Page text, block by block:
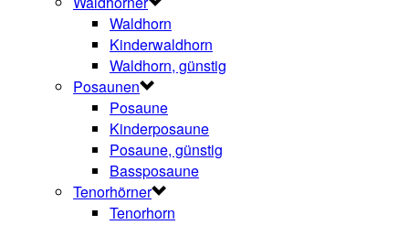
Waldhorn
Kinderwaldhorn
Waldhorn, günstig
Posaunen
Posaune
Kinderposaune
Posaune, günstig
Bassposaune
Tenorhörner
Tenorhorn